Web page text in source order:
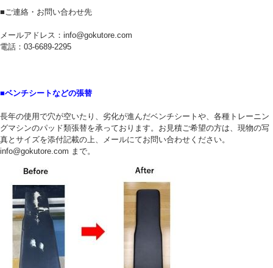
■ご連絡・お問い合わせ先
メールアドレス：info@gokutore.com
電話：03-6689-2295
■ベンチシートなどの張替
長年の使用で穴が空いたり、劣化が進んだベンチシートや、各種トレーニン
グマシンのパッド類張替を承っております。お見積ご希望の方は、現物の写
真とサイズを添付記載の上、メールにてお問い合わせください。
info@gokutore.com まで。